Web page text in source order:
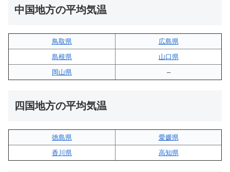
中国地方の平均気温
鳥取県
広島県
島根県
山口県
岡山県
–
四国地方の平均気温
徳島県
愛媛県
香川県
高知県